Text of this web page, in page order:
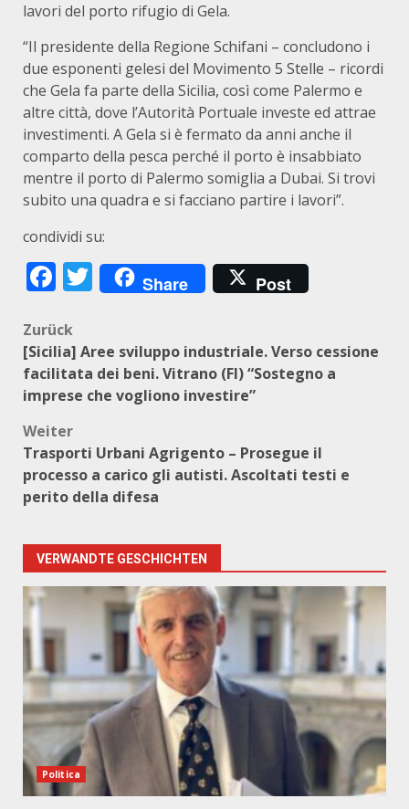
lavori del porto rifugio di Gela.
“Il presidente della Regione Schifani – concludono i
due esponenti gelesi del Movimento 5 Stelle – ricordi
che Gela fa parte della Sicilia, così come Palermo e
altre città, dove l’Autorità Portuale investe ed attrae
investimenti. A Gela si è fermato da anni anche il
comparto della pesca perché il porto è insabbiato
mentre il porto di Palermo somiglia a Dubai. Si trovi
subito una quadra e si facciano partire i lavori”.
condividi su:
Facebook
Twitter
Share Post
Beitragsnavigation
Zurück
[Sicilia] Aree sviluppo industriale. Verso cessione
facilitata dei beni. Vitrano (FI) “Sostegno a
imprese che vogliono investire”
Weiter
Trasporti Urbani Agrigento – Prosegue il
processo a carico gli autisti. Ascoltati testi e
perito della difesa
VERWANDTE GESCHICHTEN
Politica